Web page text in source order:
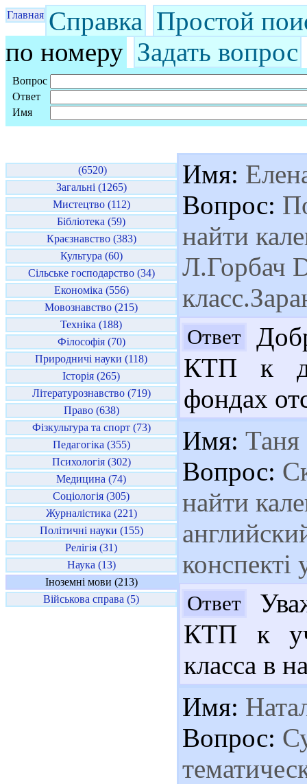
Главная Справка Простой
по номеру Задать вопрос
Вопрос
Ответ
Имя
(6520)
Загальні (1265)
Мистецтво (112)
Бібліотека (59)
Краєзнавство (383)
Культура (60)
Сільське господарство (34)
Економіка (556)
Мовознавство (215)
Техніка (188)
Філософія (70)
Природничі науки (118)
Історія (265)
Літературознавство (719)
Право (638)
Фізкультура та спорт (73)
Педагогіка (355)
Психологія (302)
Медицина (74)
Соціологія (305)
Журналістика (221)
Політичні науки (155)
Релігія (31)
Наука (13)
Іноземні мови (213)
Військова справа (5)
Имя:
Вопрос:
найти
Л.Горбач
Ответ
КТП к
фондах
Имя: Таня
Вопрос:
найти
конспекті
Ответ
КТП к
класса в
Имя:
Вопрос: